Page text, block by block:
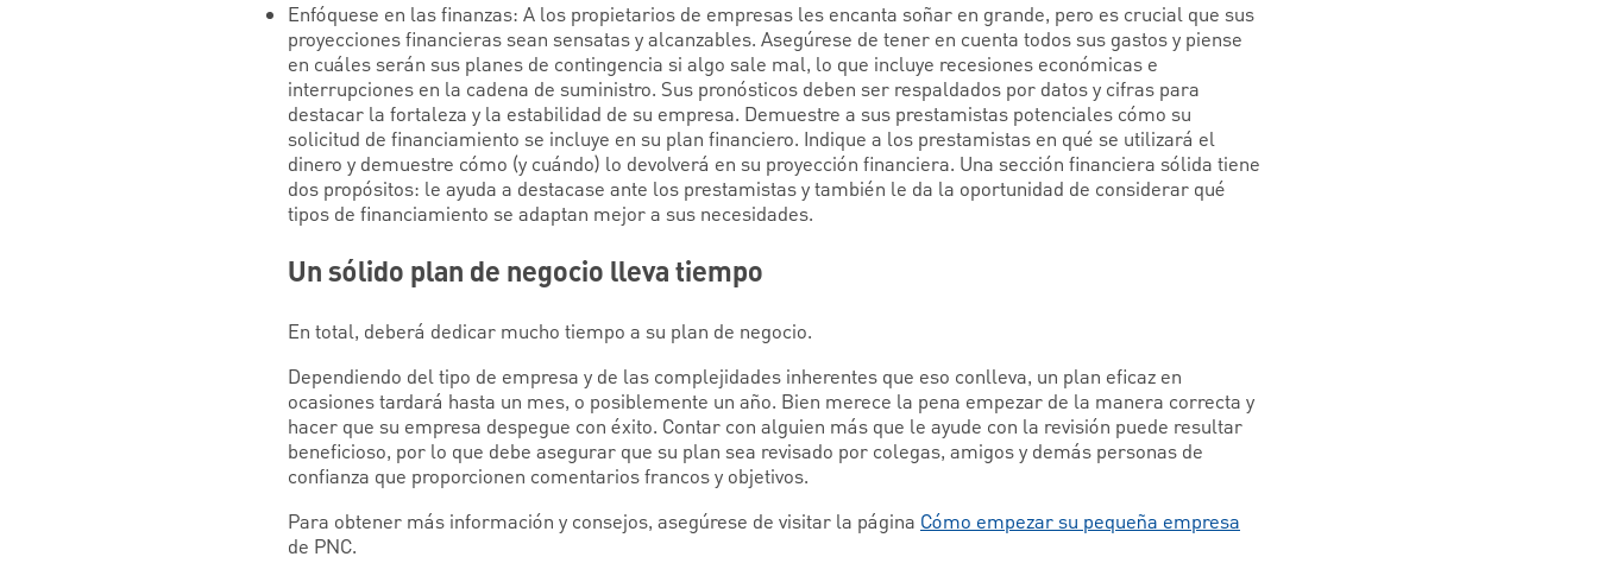
Enfóquese en las finanzas: A los propietarios de empresas les encanta soñar en grande, pero es crucial que sus
proyecciones financieras sean sensatas y alcanzables. Asegúrese de tener en cuenta todos sus gastos y piense
en cuáles serán sus planes de contingencia si algo sale mal, lo que incluye recesiones económicas e
interrupciones en la cadena de suministro. Sus pronósticos deben ser respaldados por datos y cifras para
destacar la fortaleza y la estabilidad de su empresa. Demuestre a sus prestamistas potenciales cómo su
solicitud de financiamiento se incluye en su plan financiero. Indique a los prestamistas en qué se utilizará el
dinero y demuestre cómo (y cuándo) lo devolverá en su proyección financiera. Una sección financiera sólida tiene
dos propósitos: le ayuda a destacase ante los prestamistas y también le da la oportunidad de considerar qué
tipos de financiamiento se adaptan mejor a sus necesidades.
Un sólido plan de negocio lleva tiempo
En total, deberá dedicar mucho tiempo a su plan de negocio.
Dependiendo del tipo de empresa y de las complejidades inherentes que eso conlleva, un plan eficaz en
ocasiones tardará hasta un mes, o posiblemente un año. Bien merece la pena empezar de la manera correcta y
hacer que su empresa despegue con éxito. Contar con alguien más que le ayude con la revisión puede resultar
beneficioso, por lo que debe asegurar que su plan sea revisado por colegas, amigos y demás personas de
confianza que proporcionen comentarios francos y objetivos.
Para obtener más información y consejos, asegúrese de visitar la página Cómo empezar su pequeña empresa
de PNC.